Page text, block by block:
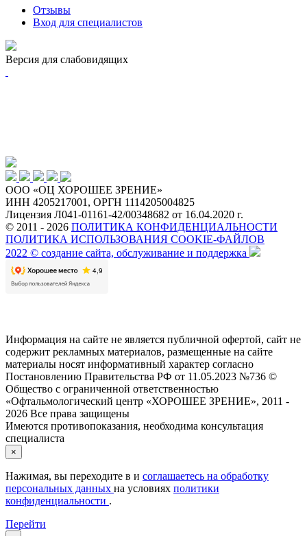
Отзывы
Вход для специалистов
Версия для слабовидящих
ООО «ОЦ ХОРОШЕЕ ЗРЕНИЕ»
ИНН 4205217001, ОРГН 1114205004825
Лицензия Л041-01161-42/00348682 от 16.04.2020 г.
© 2011 - 2026 ПОЛИТИКА КОНФИДЕНЦИАЛЬНОСТИ
ПОЛИТИКА ИСПОЛЬЗОВАНИЯ COOKIE-ФАЙЛОВ
2022 © создание сайта, обслуживание и поддержка
Информация на сайте не является публичной офертой, сайт не
содержит рекламных материалов, размещенные на сайте
материалы носят информативный характер согласно
Постановлению Правительства РФ от 11.05.2023 №736 ©
Общество с ограниченной ответственностью
«Офтальмологический центр «ХОРОШЕЕ ЗРЕНИЕ», 2011 -
2026 Все права защищены
Имеются противопоказания, необходима консультация
специалиста
×
Нажимая, вы переходите в и соглашаетесь на обработку
персональных данных на условиях политики
конфиденциальности .
Перейти